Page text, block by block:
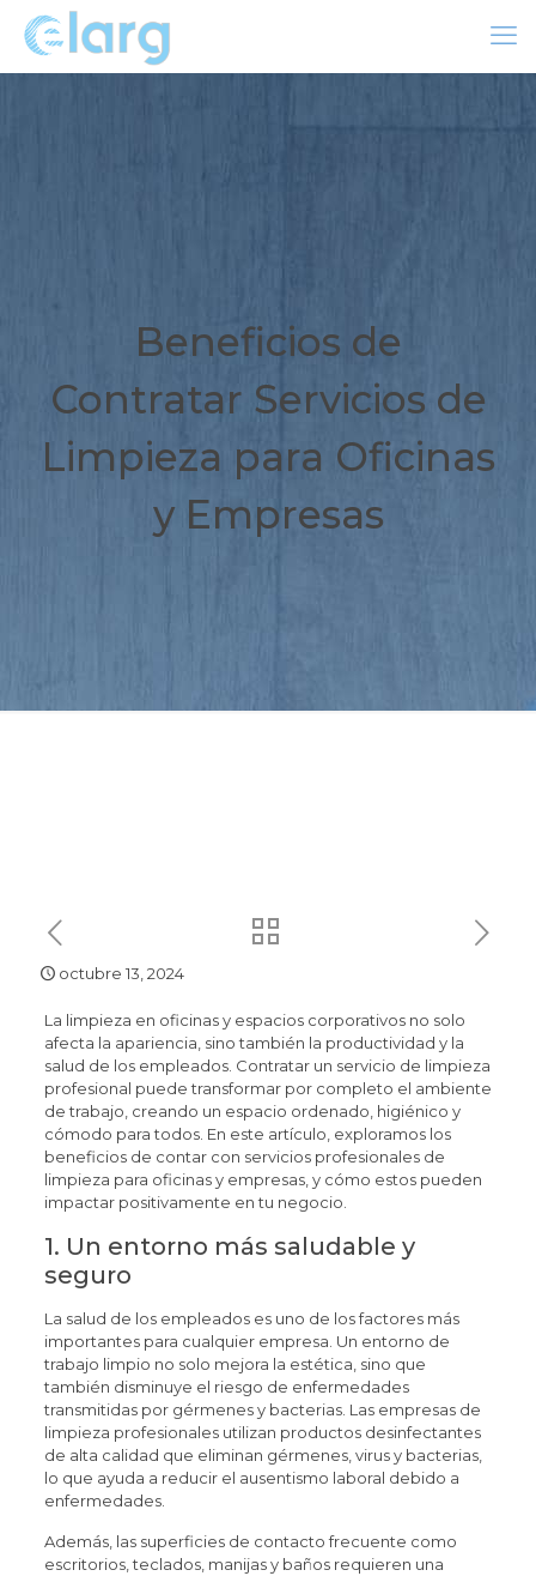
Beneficios de
Contratar Servicios de
Limpieza para Oficinas
y Empresas
octubre 13, 2024
La limpieza en oficinas y espacios corporativos no solo
afecta la apariencia, sino también la productividad y la
salud de los empleados. Contratar un servicio de limpieza
profesional puede transformar por completo el ambiente
de trabajo, creando un espacio ordenado, higiénico y
cómodo para todos. En este artículo, exploramos los
beneficios de contar con servicios profesionales de
limpieza para oficinas y empresas, y cómo estos pueden
impactar positivamente en tu negocio.
1. Un entorno más saludable y
seguro
La salud de los empleados es uno de los factores más
importantes para cualquier empresa. Un entorno de
trabajo limpio no solo mejora la estética, sino que
también disminuye el riesgo de enfermedades
transmitidas por gérmenes y bacterias. Las empresas de
limpieza profesionales utilizan productos desinfectantes
de alta calidad que eliminan gérmenes, virus y bacterias,
lo que ayuda a reducir el ausentismo laboral debido a
enfermedades.
Además, las superficies de contacto frecuente como
escritorios, teclados, manijas y baños requieren una